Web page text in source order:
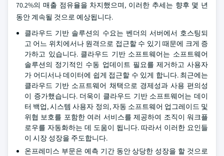
70.2%의 매출 점유율을 차지했으며, 이러한 추세는 향후 몇 년
동안 계속될 것으로 예상됩니다.
클라우드 기반 솔루션의 수요는 벤더의 서버에서 호스팅되
고 어느 위치에서나 원격으로 접근할 수 있기 때문에 크게 증
가하고 있습니다. 클라우드 기반 소프트웨어는 소프트웨어
솔루션의 정기적인 수동 업데이트 필요를 제거하고 사용자
가 어디서나 데이터에 쉽게 접근할 수 있게 합니다. 최근에는
클라우드 기반 소프트웨어 채택으로 경제성과 사용 편의성
이 증가했습니다. 더욱이 클라우드 기반 소프트웨어는 데이
터 백업, 시스템 사용자 정의, 자동 소프트웨어 업그레이드 및
위협 보호를 포함한 여러 서비스를 제공하여 조직이 워크플
로우를 자동화하는 데 도움이 됩니다. 따라서 이러한 요인들
이 시장 성장을 주도합니다.
온프레미스 부문은 예측 기간 동안 상당한 성장을 할 것으로